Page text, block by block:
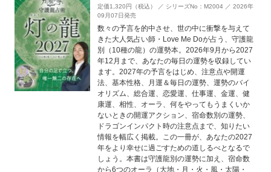
定価1,320円（税込） ／ シリーズNo：M2004 ／ 2026年
09月07日発売
数々の予言を的中させ、世の中に衝撃を与えて
きた大人気占い師・Love Me Doが占う、守護龍
別（10種の龍）の運勢本。2026年9月から2027
年12月まで、あなたの毎日の運勢を収録してい
ます。2027年の予言をはじめ、注意点や開運
法、基本性格、月運＆毎日の運勢、運勢のバイ
オリズム、総合運、恋愛運、仕事運、金運、健
康運、相性、オーラ、何をやってもうまくいか
ないときの開運アクション、宿命数別の運勢、
ドラゴンインパクト時の注意点まで、知りたい
情報を幅広く掲載。この一冊が、あなたの2027
年をより幸せに過ごすための道しるべとなるで
しょう。本書は守護龍別の運勢に加え、宿命数
から6つのオーラ（大地・月・火・風・太陽・